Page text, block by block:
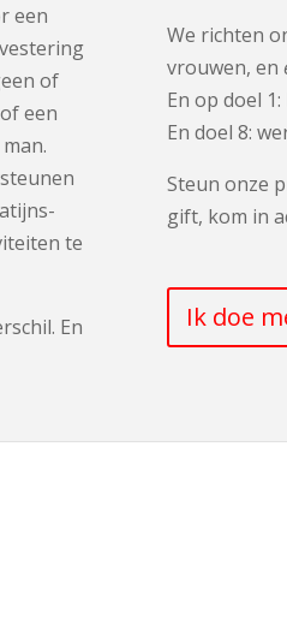
een
of
een
te
En
We richten
vrouwen, en
En op doel
En doel 8:
Steun onze
gift, kom in
Ik doe